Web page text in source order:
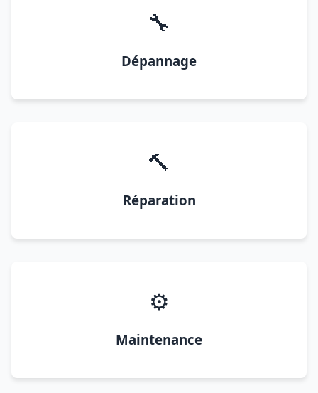
🔧
Dépannage
🔨
Réparation
⚙️
Maintenance